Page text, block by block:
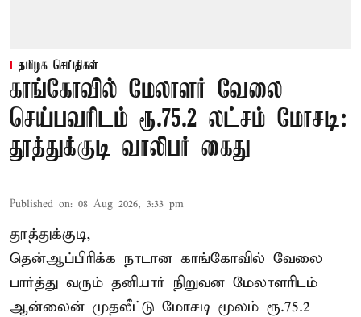
தமிழக செய்திகள்
காங்கோவில் மேலாளர் வேலை
செய்பவரிடம் ரூ.75.2 லட்சம் மோசடி:
தூத்துக்குடி வாலிபர் கைது
Published on: 08 Aug 2026, 3:33 pm
தூத்துக்குடி,
தென்ஆப்பிரிக்க நாடான காங்கோவில் வேலை
பார்த்து வரும் தனியார் நிறுவன மேலாளரிடம்
ஆன்லைன் முதலீட்டு மோசடி மூலம் ரூ.75.2